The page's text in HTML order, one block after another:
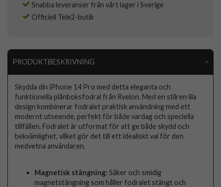
Snabba leveranser från vårt lager i Sverige
Officiell Tele2-butik
PRODUKTBESKRIVNING
Skydda din iPhone 14 Pro med detta eleganta och
funktionella plånboksfodral från Rvelon. Med en stilren lila
design kombinerar fodralet praktisk användning med ett
modernt utseende, perfekt för både vardag och speciella
tillfällen. Fodralet är utformat för att ge både skydd och
bekvämlighet, vilket gör det till ett idealiskt val för den
medvetna användaren.
Magnetisk stängning: Säker och smidig
magnetstängning som håller fodralet stängt och